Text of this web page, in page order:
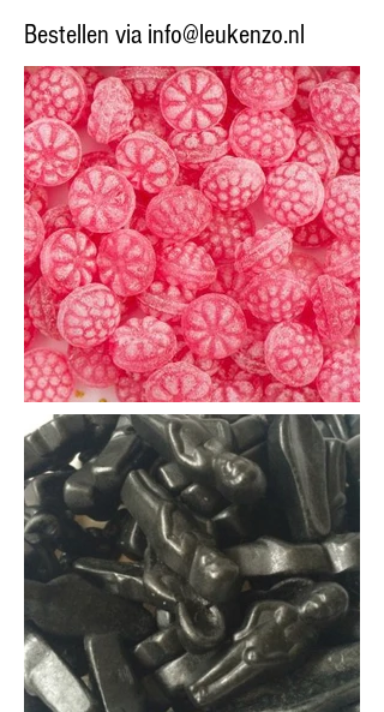
Bestellen via info@leukenzo.nl